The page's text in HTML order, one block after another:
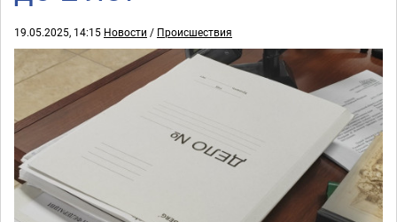
19.05.2025, 14:15 Новости / Происшествия